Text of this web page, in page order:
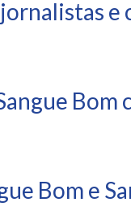
e
Bom e